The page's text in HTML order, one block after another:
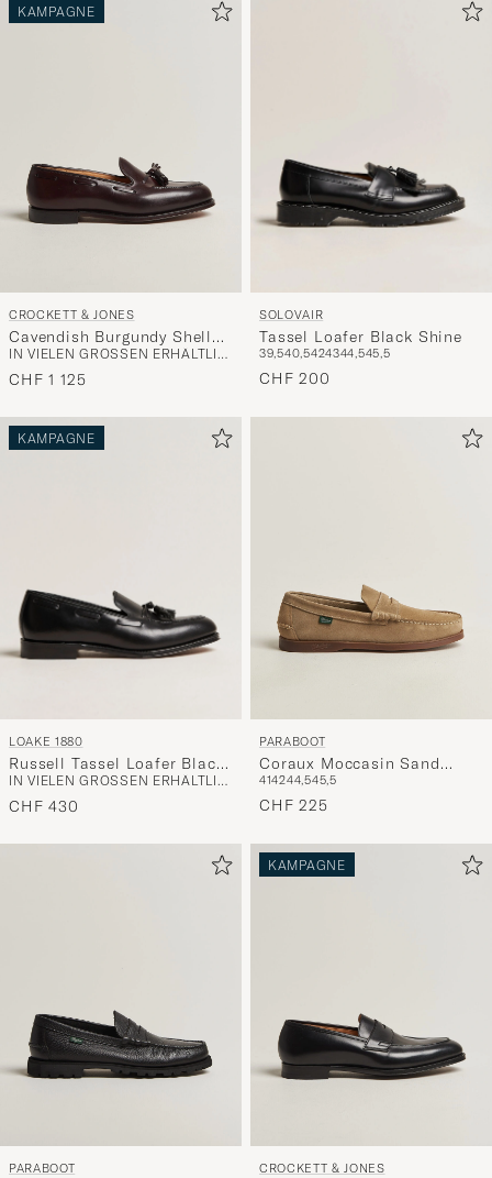
KAMPAGNE
CROCKETT & JONES
Cavendish Burgundy Shell
Cordovan
IN VIELEN GRÖSSEN ERHÄLTLICH
CHF 1 125
SOLOVAIR
Tassel Loafer Black Shine
39,540,5424344,545,5
CHF 200
KAMPAGNE
LOAKE 1880
Russell Tassel Loafer Black
Calf
IN VIELEN GRÖSSEN ERHÄLTLICH
CHF 430
PARABOOT
Coraux Moccasin Sand
Suede
414244,545,5
CHF 225
PARABOOT
KAMPAGNE
CROCKETT & JONES